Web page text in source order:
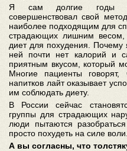
Я сам долгие годы
совершенствовал свой
наиболее подходящим для
страдающих лишним
диет для похудения.
ней почти нет калорий и
приятным вкусом, который
Многие пациенты говорят,
напитков лайт оказывает
им соблюдать диету.
В России сейчас
группы для страдающих
люди пытаются
просто похудеть на силе воли.
А вы согласны, что